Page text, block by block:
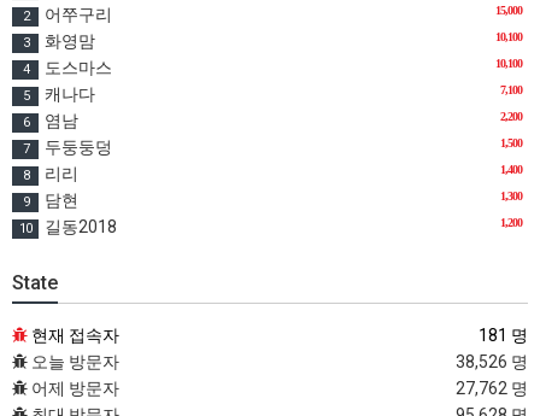
15,000
2 어쭈구리
10,100
3 화영맘
10,100
4 도스마스
7,100
5 캐나다
2,200
6 염남
1,500
7 두둥둥덩
1,400
8 리리
1,300
9 담현
1,200
10 길동2018
State
현재 접속자
181 명
오늘 방문자
38,526 명
어제 방문자
27,762 명